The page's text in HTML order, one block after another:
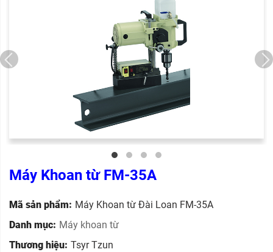
Máy Khoan từ FM-35A
Mã sản phẩm: Máy Khoan từ Đài Loan FM-35A
Danh mục: Máy khoan từ
Thương hiệu: Tsyr Tzun